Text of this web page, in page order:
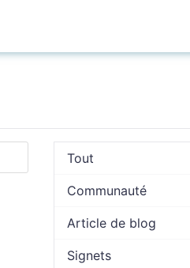
Tout
Communauté
Article de blog
Signets